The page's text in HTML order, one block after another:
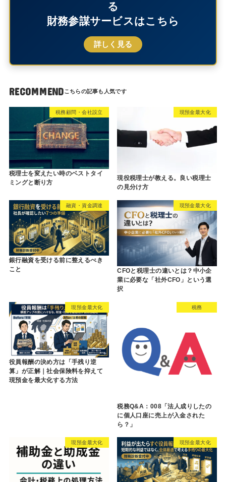
る
財務参謀サービスはこちら
詳しく見る
RECOMMEND
税務顧問・会社設立
税理士を変えたい時のベストタイ
ミングと断り方
現預金最大化
現役税理士が教える。良い税理士
の見分け方
融資・資金調達
銀行融資を受ける前に整えるべき
こと
現預金最大化
CFOと税理士の違いとは？中小企
業に必要な「社外CFO」という選
択
現預金最大化
役員報酬の決め方は「手残り逆
算」が正解｜社会保険料を抑えて
現預金を最大化する方法
税務
税務Q&A：008「法人成りしたの
に個人口座に売上が入金された
ら？」
現預金最大化 現預金最大化